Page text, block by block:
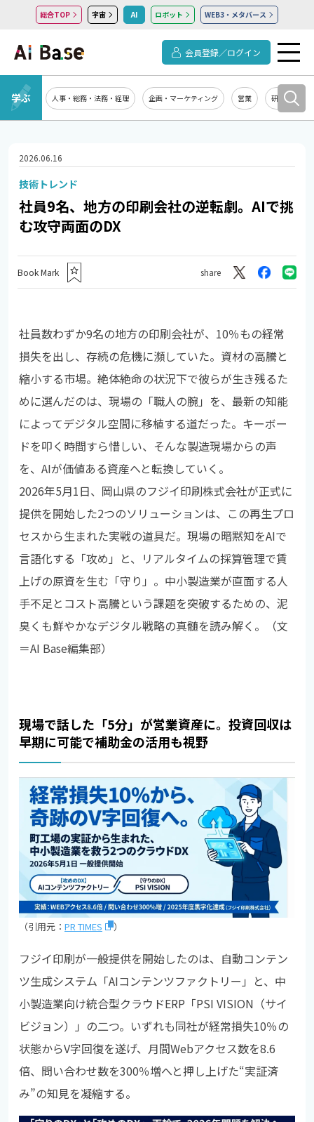
総合TOP 宇宙 AI ロボット WEB3・メタバース
会員登録／ログイン
学ぶ 人事・総務・法務・経理 企画・マーケティング 営業 研究開発
2026.06.16
技術トレンド
社員9名、地方の印刷会社の逆転劇。AIで挑
む攻守両面のDX
Book Mark share
社員数わずか9名の地方の印刷会社が、10％もの経常
損失を出し、存続の危機に瀕していた。資材の高騰と
縮小する市場。絶体絶命の状況下で彼らが生き残るた
めに選んだのは、現場の「職人の腕」を、最新の知能
によってデジタル空間に移植する道だった。キーボー
ドを叩く時間すら惜しい、そんな製造現場からの声
を、AIが価値ある資産へと転換していく。
2026年5月1日、岡山県のフジイ印刷株式会社が正式に
提供を開始した2つのソリューションは、この再生プロ
セスから生まれた実戦の道具だ。現場の暗黙知をAIで
言語化する「攻め」と、リアルタイムの採算管理で賃
上げの原資を生む「守り」。中小製造業が直面する人
手不足とコスト高騰という課題を突破するための、泥
臭くも鮮やかなデジタル戦略の真髄を読み解く。（文
＝AI Base編集部）
現場で話した「5分」が営業資産に。投資回収は
早期に可能で補助金の活用も視野
（引用元： PR TIMES ）
フジイ印刷が一般提供を開始したのは、自動コンテン
ツ生成システム「AIコンテンツファクトリー」と、中
小製造業向け統合型クラウドERP「PSI VISION（サイ
ビジョン）」の二つ。いずれも同社が経常損失10％の
状態からV字回復を遂げ、月間Webアクセス数を8.6
倍、問い合わせ数を300％増へと押し上げた“実証済
み”の知見を凝縮する。